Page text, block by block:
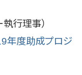
執行理事）
年度助成プロジ